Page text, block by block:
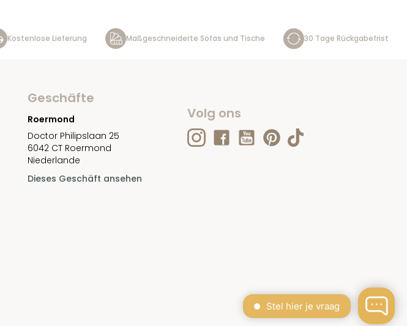
Kostenlose Lieferung Maßgeschneiderte Sofas und Tische 30 Tage Rückgabefrist
Geschäfte
Roermond
Doctor Philipslaan 25
6042 CT Roermond
Niederlande
Dieses Geschäft ansehen
Volg ons